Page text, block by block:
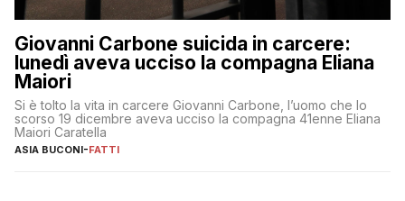
Giovanni Carbone suicida in carcere:
lunedì aveva ucciso la compagna Eliana
Maiori
Si è tolto la vita in carcere Giovanni Carbone, l’uomo che lo
scorso 19 dicembre aveva ucciso la compagna 41enne Eliana
Maiori Caratella
ASIA BUCONI-FATTI